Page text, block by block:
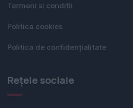
Termeni si conditii
Politica cookies
Politica de confidențialitate
Rețele sociale